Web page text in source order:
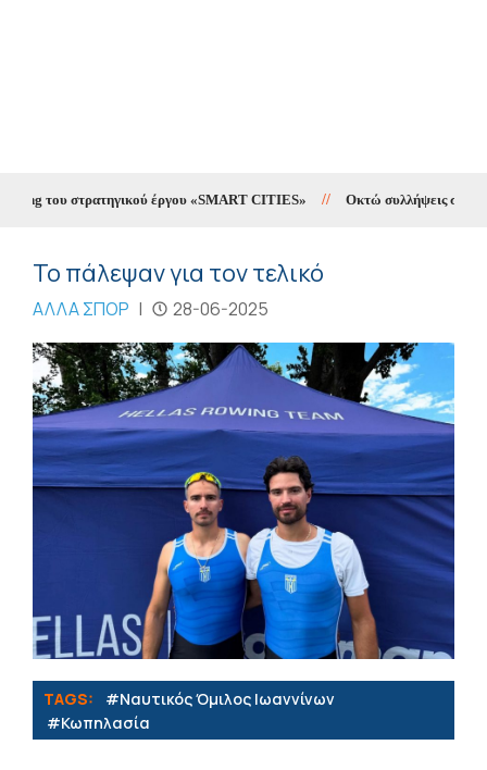
του στρατηγικού έργου «SMART CITIES» // Οκτώ συλλήψεις σε δέκα
Το πάλεψαν για τον τελικό
ΑΛΛΑ ΣΠΟΡ | 28-06-2025
TAGS:
#Ναυτικός Όμιλος Ιωαννίνων
#Κωπηλασία